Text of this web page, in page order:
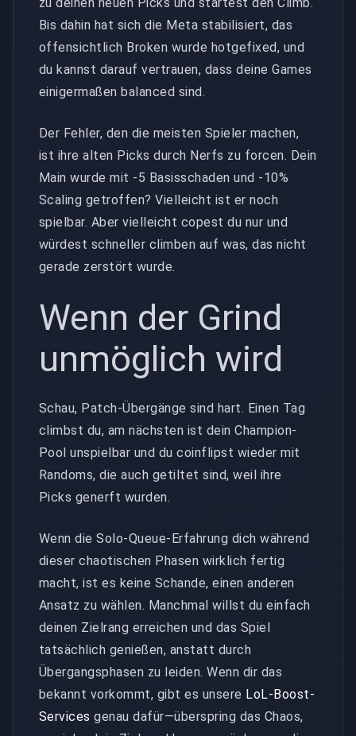
Bis dahin hat sich die Meta stabilisiert, das
offensichtlich Broken wurde hotgefixed, und
du kannst darauf vertrauen, dass deine Games
einigermaßen balanced sind.
Der Fehler, den die meisten Spieler machen,
ist ihre alten Picks durch Nerfs zu forcen. Dein
Main wurde mit -5 Basisschaden und -10%
Scaling getroffen? Vielleicht ist er noch
spielbar. Aber vielleicht copest du nur und
würdest schneller climben auf was, das nicht
gerade zerstört wurde.
Wenn der Grind
unmöglich wird
Schau, Patch-Übergänge sind hart. Einen Tag
climbst du, am nächsten ist dein Champion-
Pool unspielbar und du coinflipst wieder mit
Randoms, die auch getiltet sind, weil ihre
Picks generft wurden.
Wenn die Solo-Queue-Erfahrung dich während
dieser chaotischen Phasen wirklich fertig
macht, ist es keine Schande, einen anderen
Ansatz zu wählen. Manchmal willst du einfach
deinen Zielrang erreichen und das Spiel
tatsächlich genießen, anstatt durch
Übergangsphasen zu leiden. Wenn dir das
bekannt vorkommt, gibt es unsere LoL-Boost-
Services genau dafür—überspring das Chaos,